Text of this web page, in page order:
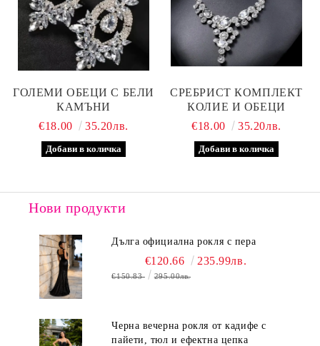
ГОЛЕМИ ОБЕЦИ С БЕЛИ
КАМЪНИ
€18.00
35.20лв.
СРЕБРИСТ КОМПЛЕКТ
КОЛИЕ И ОБЕЦИ
€18.00
35.20лв.
Нови продукти
Дълга официална рокля с пера
€120.66 235.99лв.
€150.83 295.00лв.
Черна вечерна рокля от кадифе с
пайети, тюл и ефектна цепка